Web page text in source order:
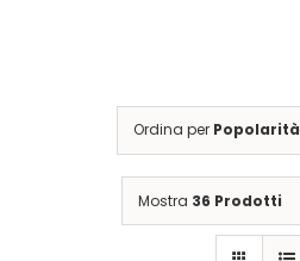
Ordina per Popolarità
Mostra 36 Prodotti